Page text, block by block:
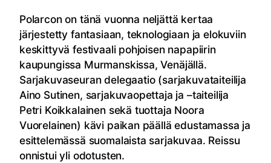
Polarcon on tänä vuonna neljättä kertaa
järjestetty fantasiaan, teknologiaan ja elokuviin
keskittyvä festivaali pohjoisen napapiirin
kaupungissa Murmanskissa, Venäjällä.
Sarjakuvaseuran delegaatio (sarjakuvataiteilija
Aino Sutinen, sarjakuvaopettaja ja –taiteilija
Petri Koikkalainen sekä tuottaja Noora
Vuorelainen) kävi paikan päällä edustamassa ja
esittelemässä suomalaista sarjakuvaa. Reissu
onnistui yli odotusten.